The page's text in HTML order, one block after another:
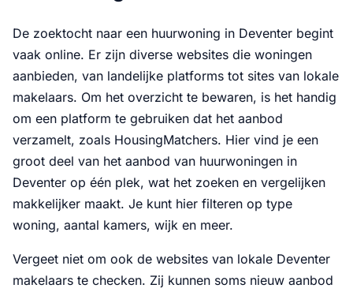
De zoektocht naar een huurwoning in Deventer begint
vaak online. Er zijn diverse websites die woningen
aanbieden, van landelijke platforms tot sites van lokale
makelaars. Om het overzicht te bewaren, is het handig
om een platform te gebruiken dat het aanbod
verzamelt, zoals HousingMatchers. Hier vind je een
groot deel van het aanbod van huurwoningen in
Deventer op één plek, wat het zoeken en vergelijken
makkelijker maakt. Je kunt hier filteren op type
woning, aantal kamers, wijk en meer.
Vergeet niet om ook de websites van lokale Deventer
makelaars te checken. Zij kunnen soms nieuw aanbod